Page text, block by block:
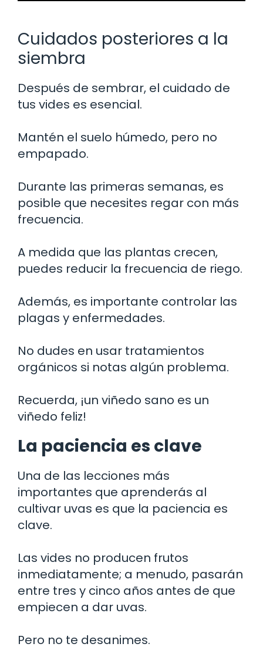
Cuidados posteriores a la
siembra
Después de sembrar, el cuidado de
tus vides es esencial.
Mantén el suelo húmedo, pero no
empapado.
Durante las primeras semanas, es
posible que necesites regar con más
frecuencia.
A medida que las plantas crecen,
puedes reducir la frecuencia de riego.
Además, es importante controlar las
plagas y enfermedades.
No dudes en usar tratamientos
orgánicos si notas algún problema.
Recuerda, ¡un viñedo sano es un
viñedo feliz!
La paciencia es clave
Una de las lecciones más
importantes que aprenderás al
cultivar uvas es que la paciencia es
clave.
Las vides no producen frutos
inmediatamente; a menudo, pasarán
entre tres y cinco años antes de que
empiecen a dar uvas.
Pero no te desanimes.